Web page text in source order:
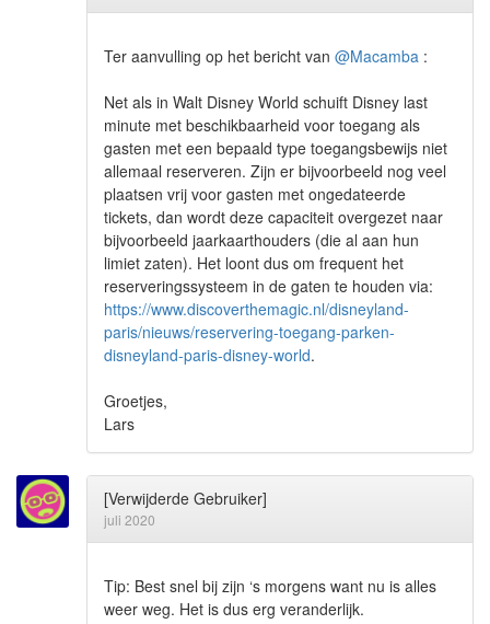
Ter aanvulling op het bericht van @Macamba :
Net als in Walt Disney World schuift Disney last
minute met beschikbaarheid voor toegang als
gasten met een bepaald type toegangsbewijs niet
allemaal reserveren. Zijn er bijvoorbeeld nog veel
plaatsen vrij voor gasten met ongedateerde
tickets, dan wordt deze capaciteit overgezet naar
bijvoorbeeld jaarkaarthouders (die al aan hun
limiet zaten). Het loont dus om frequent het
reserveringssysteem in de gaten te houden via:
https://www.discoverthemagic.nl/disneyland-
paris/nieuws/reservering-toegang-parken-
disneyland-paris-disney-world.
Groetjes,
Lars
[Verwijderde Gebruiker]
juli 2020
Tip: Best snel bij zijn ‘s morgens want nu is alles
weer weg. Het is dus erg veranderlijk.